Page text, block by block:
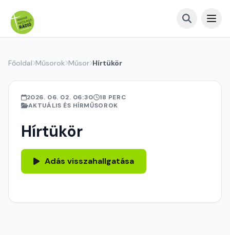
Főoldal Műsorok Műsor Hírtükör
2026. 06. 02. 06:30
18 PERC
AKTUÁLIS ÉS HÍRMŰSOROK
Hírtükör
Adás visszahallgatása